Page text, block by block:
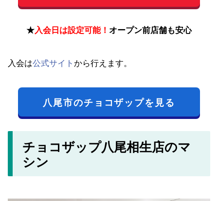
★入会日は設定可能！ オープン前店舗も安心
入会は公式サイト から行えます。
八尾市のチョコザップを見る
チョコザップ八尾相生店のマ
シン